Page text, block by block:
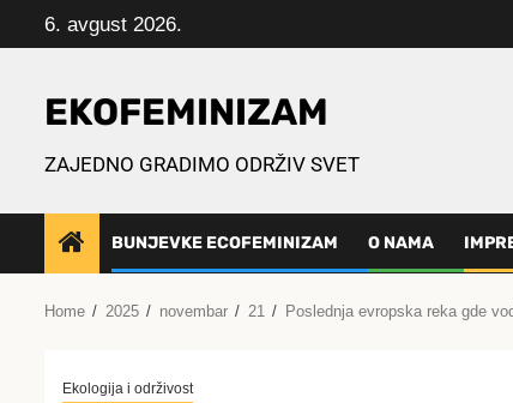
to
6. avgust 2026.
EKOFEMINIZAM
ZAJEDNO GRADIMO ODRŽIV SVET
BUNJEVKE ECOFEMINIZAM O NAMA
Home 2025 novembar 21 Poslednja evropska reka gde
Ekologija i održivost